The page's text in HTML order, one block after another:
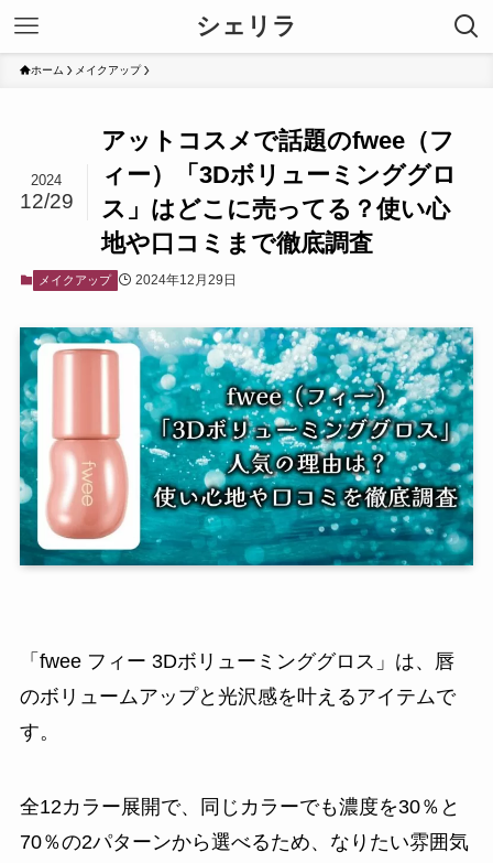
シェリラ
ホーム メイクアップ
アットコスメで話題のfwee（フ
ィー）「3Dボリューミンググロ
ス」はどこに売ってる？使い心
地や口コミまで徹底調査
2024
12/29
メイクアップ 2024年12月29日
「fwee フィー 3Dボリューミンググロス」は、唇
のボリュームアップと光沢感を叶えるアイテムで
す。
全12カラー展開で、同じカラーでも濃度を30％と
70％の2パターンから選べるため、なりたい雰囲気